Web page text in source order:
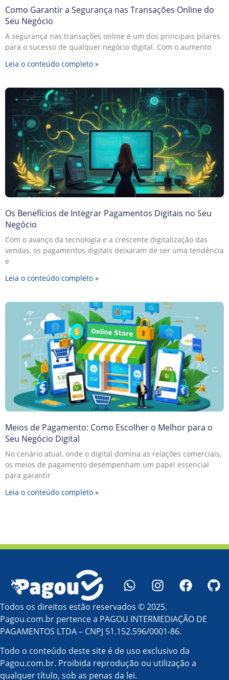
Como Garantir a Segurança nas Transações Online do
Seu Negócio
A segurança nas transações online é um dos principais pilares
para o sucesso de qualquer negócio digital. Com o aumento
Leia o conteúdo completo »
Os Benefícios de Integrar Pagamentos Digitais no Seu
Negócio
Com o avanço da tecnologia e a crescente digitalização das
vendas, os pagamentos digitais deixaram de ser uma tendência
e
Leia o conteúdo completo »
Meios de Pagamento: Como Escolher o Melhor para o
Seu Negócio Digital
No cenário atual, onde o digital domina as relações comerciais,
os meios de pagamento desempenham um papel essencial
para garantir
Leia o conteúdo completo »
Todos os direitos estão reservados © 2025.
Pagou.com.br pertence a PAGOU INTERMEDIAÇÃO DE
PAGAMENTOS LTDA – CNPJ 51.152.596/0001-86.
Todo o conteúdo deste site é de uso exclusivo da
Pagou.com.br. Proibida reprodução ou utilização a
qualquer título, sob as penas da lei.